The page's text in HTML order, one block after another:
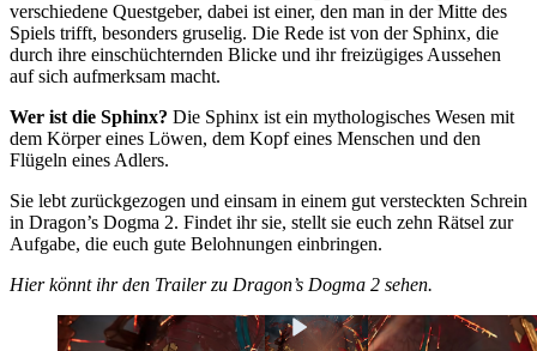
verschiedene Questgeber, dabei ist einer, den man in der Mitte des
Spiels trifft, besonders gruselig. Die Rede ist von der Sphinx, die
durch ihre einschüchternden Blicke und ihr freizügiges Aussehen
auf sich aufmerksam macht.
Wer ist die Sphinx? Die Sphinx ist ein mythologisches Wesen mit
dem Körper eines Löwen, dem Kopf eines Menschen und den
Flügeln eines Adlers.
Sie lebt zurückgezogen und einsam in einem gut versteckten Schrein
in Dragon’s Dogma 2. Findet ihr sie, stellt sie euch zehn Rätsel zur
Aufgabe, die euch gute Belohnungen einbringen.
Hier könnt ihr den Trailer zu Dragon’s Dogma 2 sehen.